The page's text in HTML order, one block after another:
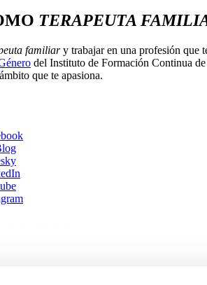
TERAPEUTA
familiary trabajar en una profesión que
del Instituto de Formación Continua
que te apasiona.